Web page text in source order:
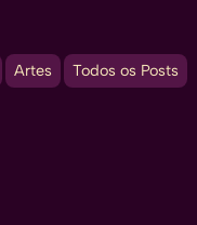
Artes Todos os Posts